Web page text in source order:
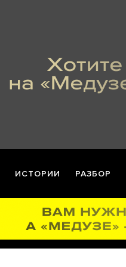
ИСТОРИИ РАЗБОР